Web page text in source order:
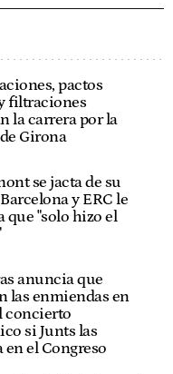
pactos
filtraciones
la carrera por la
Girona
se jacta de su
y ERC le
que "solo hizo el
anuncia que
las enmiendas en
concierto
si Junts las
en el Congreso